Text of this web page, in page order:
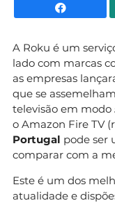
A Roku é um
lado com marcas
as empresas
que se
televisão em modo
o Amazon Fire TV
Portugal pode ser
comparar com a
Este é um dos
atualidade e